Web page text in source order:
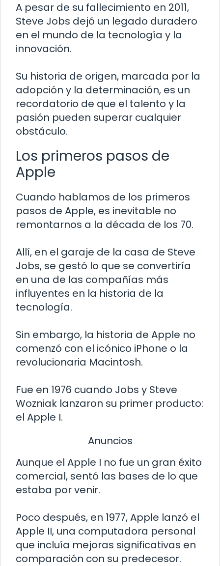
A pesar de su fallecimiento en 2011,
Steve Jobs dejó un legado duradero
en el mundo de la tecnología y la
innovación.
Su historia de origen, marcada por la
adopción y la determinación, es un
recordatorio de que el talento y la
pasión pueden superar cualquier
obstáculo.
Los primeros pasos de
Apple
Cuando hablamos de los primeros
pasos de Apple, es inevitable no
remontarnos a la década de los 70.
Allí, en el garaje de la casa de Steve
Jobs, se gestó lo que se convertiría
en una de las compañías más
influyentes en la historia de la
tecnología.
Sin embargo, la historia de Apple no
comenzó con el icónico iPhone o la
revolucionaria Macintosh.
Fue en 1976 cuando Jobs y Steve
Wozniak lanzaron su primer producto:
el Apple I.
Anuncios
Aunque el Apple I no fue un gran éxito
comercial, sentó las bases de lo que
estaba por venir.
Poco después, en 1977, Apple lanzó el
Apple II, una computadora personal
que incluía mejoras significativas en
comparación con su predecesor.